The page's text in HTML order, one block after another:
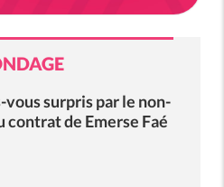
surpris par le non-
de Emerse Faé